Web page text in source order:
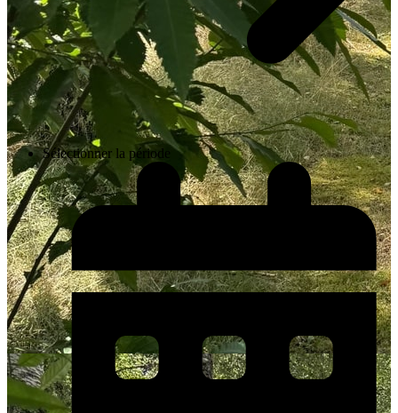
Sélectionner la période